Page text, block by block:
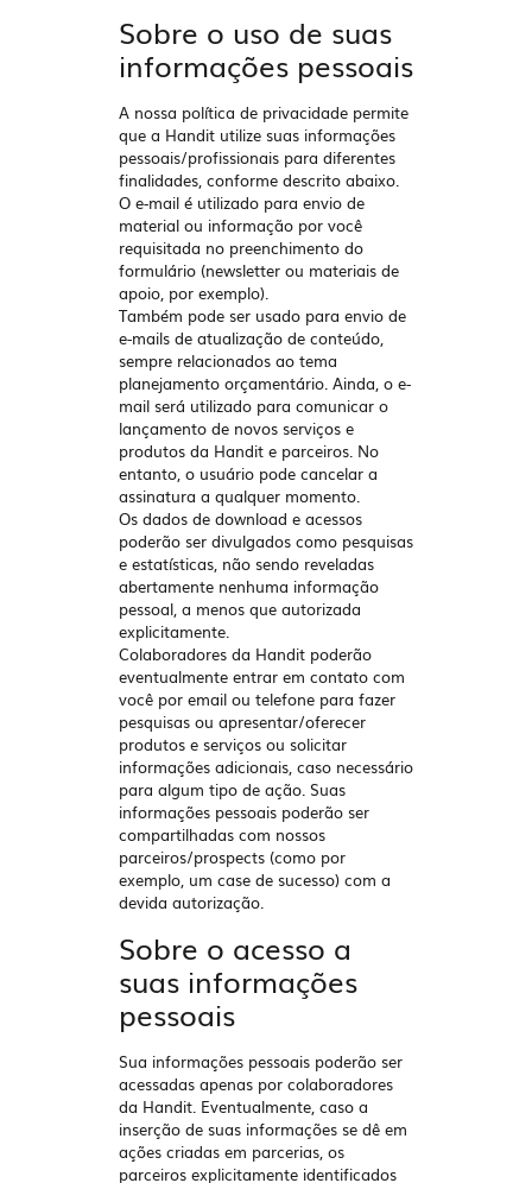
Sobre o uso de suas
informações pessoais
A nossa política de privacidade permite
que a Handit utilize suas informações
pessoais/profissionais para diferentes
finalidades, conforme descrito abaixo.
O e-mail é utilizado para envio de
material ou informação por você
requisitada no preenchimento do
formulário (newsletter ou materiais de
apoio, por exemplo).
Também pode ser usado para envio de
e-mails de atualização de conteúdo,
sempre relacionados ao tema
planejamento orçamentário. Ainda, o e-
mail será utilizado para comunicar o
lançamento de novos serviços e
produtos da Handit e parceiros. No
entanto, o usuário pode cancelar a
assinatura a qualquer momento.
Os dados de download e acessos
poderão ser divulgados como pesquisas
e estatísticas, não sendo reveladas
abertamente nenhuma informação
pessoal, a menos que autorizada
explicitamente.
Colaboradores da Handit poderão
eventualmente entrar em contato com
você por email ou telefone para fazer
pesquisas ou apresentar/oferecer
produtos e serviços ou solicitar
informações adicionais, caso necessário
para algum tipo de ação. Suas
informações pessoais poderão ser
compartilhadas com nossos
parceiros/prospects (como por
exemplo, um case de sucesso) com a
devida autorização.
Sobre o acesso a
suas informações
pessoais
Sua informações pessoais poderão ser
acessadas apenas por colaboradores
da Handit. Eventualmente, caso a
inserção de suas informações se dê em
ações criadas em parcerias, os
parceiros explicitamente identificados